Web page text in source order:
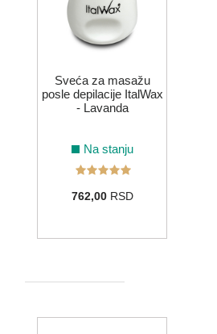
Sveća za masažu
posle depilacije ItalWax
- Lavanda
Na stanju
762,00RSD